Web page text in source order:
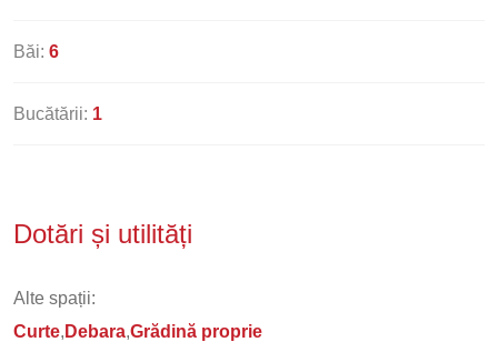
Băi: 6
Bucătării: 1
Dotări și utilități
Alte spații:
Curte Debara Grădină proprie